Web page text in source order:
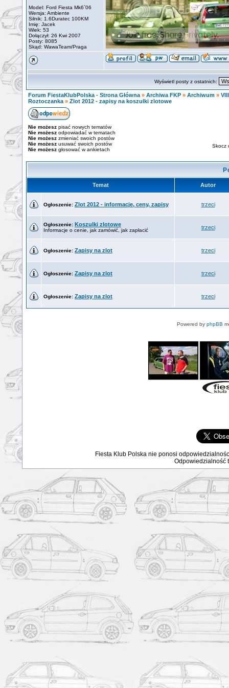
Model: Ford Fiesta Mk6`06
Wersja: Ambiente
Silnik: 1.6Duratec 100KM
Imię: Jacek
Wiek: 53
Dołączył: 26 Kwi 2007
Posty: 8085
Skąd: WawaTeam/Praga
Wyświetl posty z ostatnich:
Forum FiestaKlubPolska - Strona Główna » Archiwa FKP » Archiwum »
Roztoczanka » Zlot 2012 - zapisy na koszulki zlotowe
Nie możesz pisać nowych tematów
Nie możesz odpowiadać w tematach
Nie możesz zmieniać swoich postów
Nie możesz usuwać swoich postów
Nie możesz głosować w ankietach
Skocz
Temat Autor
Ogłoszenie: Zlot 2012 - informacje, ceny, zapisy trzeci
Ogłoszenie: Koszulki zlotowe
Informacje o cenie, jak zamówić, jak zapłacić trzeci
Ogłoszenie: Zapisy na zlot trzeci
Ogłoszenie: Zapisy na zlot trzeci
Ogłoszenie: Zapisy na zlot trzeci
Powered by phpBB
Fiesta Klub Polska nie ponosi
Odpowiedzialność